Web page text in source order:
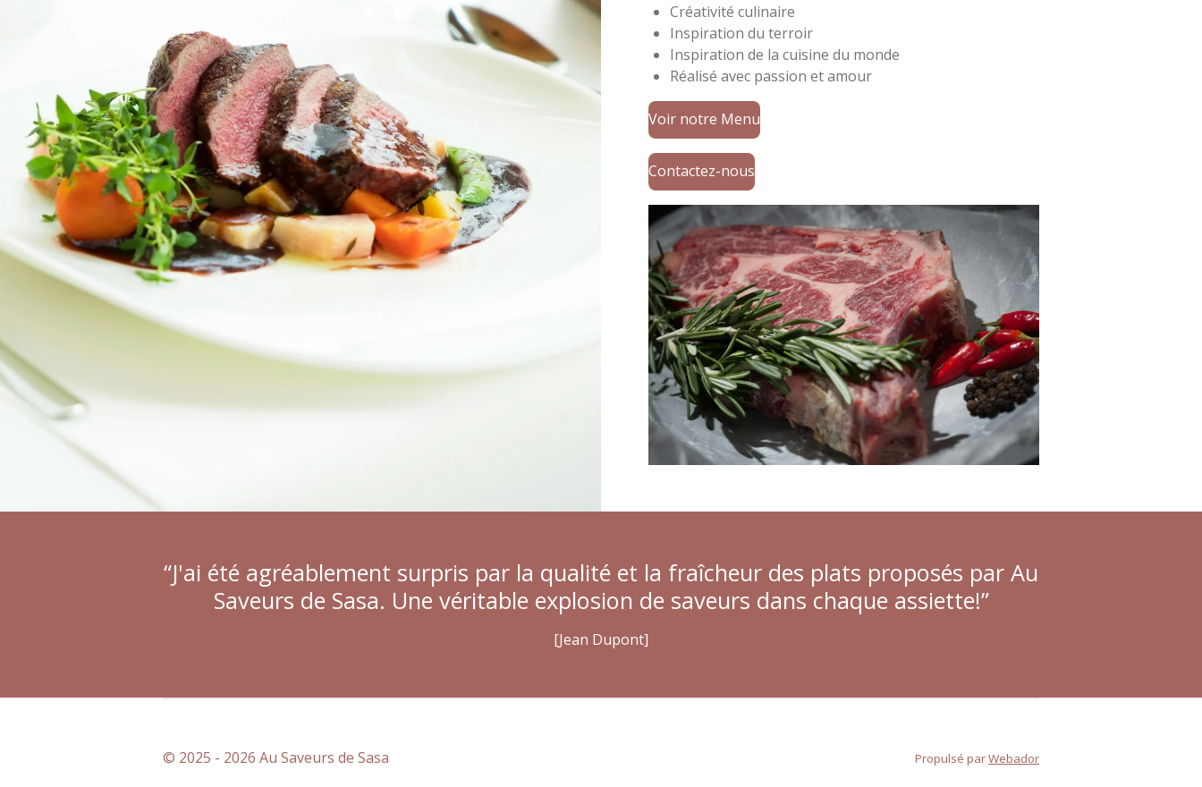
Créativité culinaire
Inspiration du terroir
Inspiration de la cuisine du monde
Réalisé avec passion et amour
Voir notre Menu
Contactez-nous
“J'ai été agréablement surpris par la qualité et la fraîcheur des plats proposés par Au
Saveurs de Sasa. Une véritable explosion de saveurs dans chaque assiette!”
[Jean Dupont]
© 2025 - 2026 Au Saveurs de Sasa Propulsé parWebador